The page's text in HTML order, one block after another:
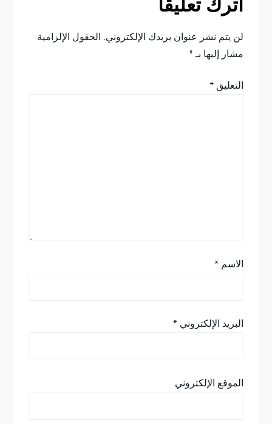
ا
ل
لن يتم نشر عنوان بريدك الإلكتروني. الحقول الإلزامية
مشار إليها بـ*
التعليق*
الاسم*
البريد الإلكتروني*
الموقع الإلكتروني